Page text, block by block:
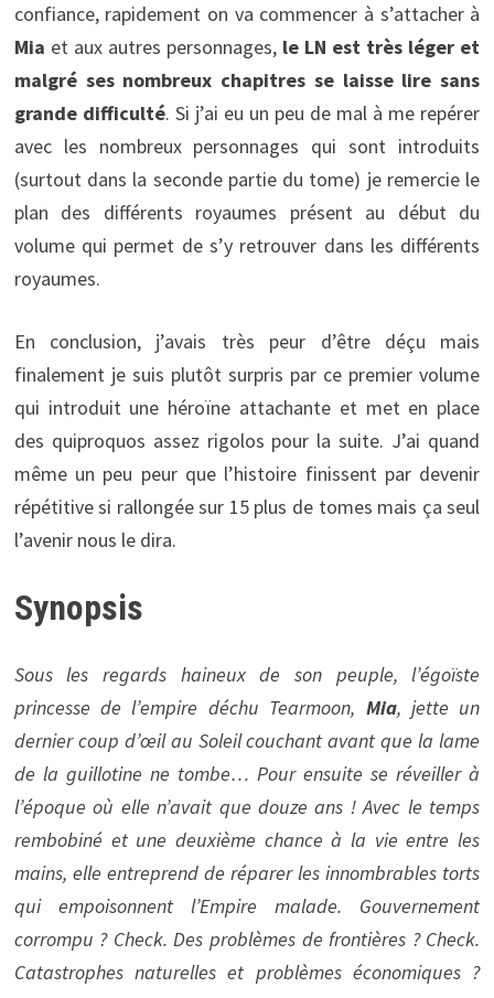
confiance, rapidement on va commencer à s’attacher à
Mia et aux autres personnages,le LN est très léger et
malgré ses nombreux chapitres se laisse lire sans
grande difficulté. Si j’ai eu un peu de mal à me repérer
avec les nombreux personnages qui sont introduits
(surtout dans la seconde partie du tome) je remercie le
plan des différents royaumes présent au début du
volume qui permet de s’y retrouver dans les différents
royaumes.
En conclusion, j’avais très peur d’être déçu mais
finalement je suis plutôt surpris par ce premier volume
qui introduit une héroïne attachante et met en place
des quiproquos assez rigolos pour la suite. J’ai quand
même un peu peur que l’histoire finissent par devenir
répétitive si rallongée sur 15 plus de tomes mais ça seul
l’avenir nous le dira.
Synopsis
Sous les regards haineux de son peuple, l’égoïste
princesse de l’empire déchu Tearmoon, Mia, jette un
dernier coup d’œil au Soleil couchant avant que la lame
de la guillotine ne tombe… Pour ensuite se réveiller à
l’époque où elle n’avait que douze ans ! Avec le temps
rembobiné et une deuxième chance à la vie entre les
mains, elle entreprend de réparer les innombrables torts
qui empoisonnent l’Empire malade. Gouvernement
corrompu ? Check. Des problèmes de frontières ? Check.
Catastrophes naturelles et problèmes économiques ?